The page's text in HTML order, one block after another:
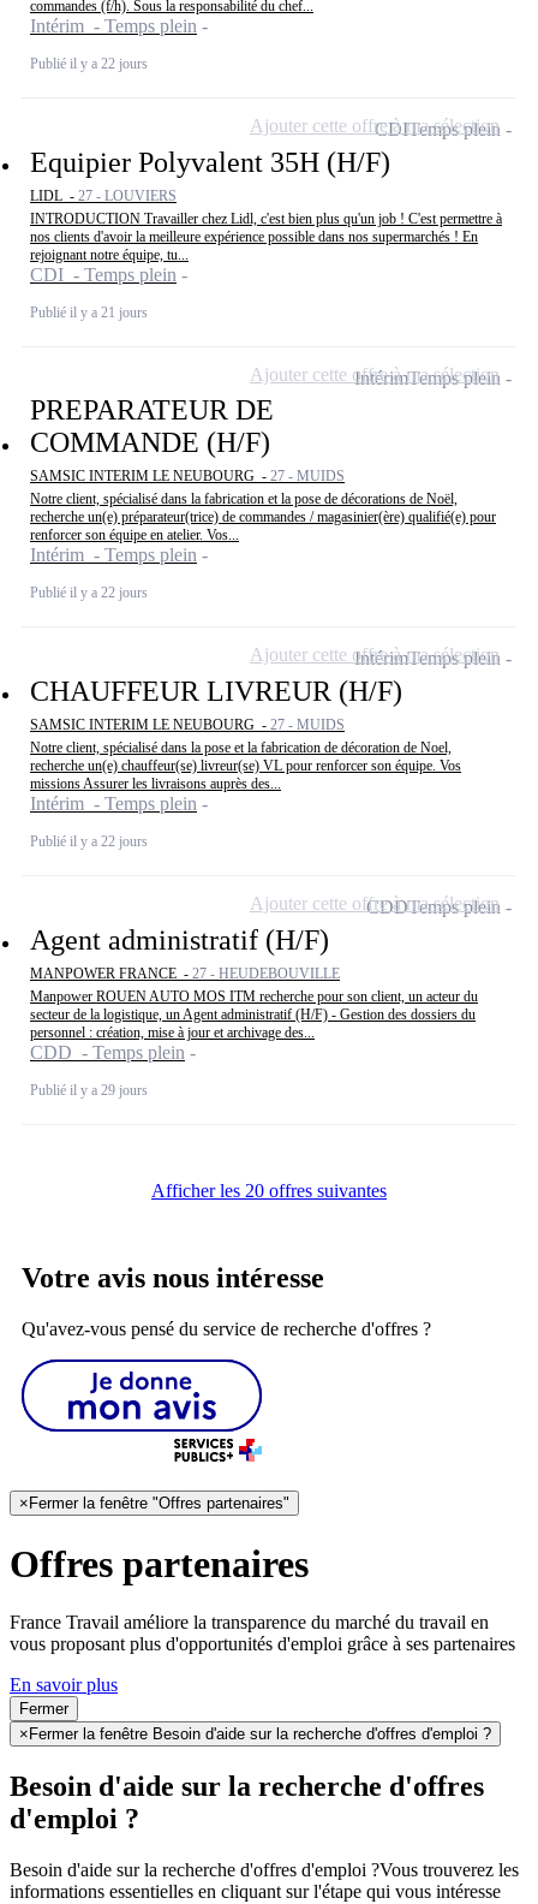
commandes (f/h). Sous la responsabilité du chef...
Intérim - Temps plein
Publié il y a 22 jours
Equipier Polyvalent 35H (H/F)
LIDL - 27 - LOUVIERS
INTRODUCTION Travailler chez Lidl, c'est bien plus qu'un job ! C'est permettre à
nos clients d'avoir la meilleure expérience possible dans nos supermarchés ! En
rejoignant notre équipe, tu...
CDI - Temps plein
Publié il y a 21 jours
CDITemps plein
Ajouter cette offre à ma sélection
PREPARATEUR DE
COMMANDE (H/F)
SAMSIC INTERIM LE NEUBOURG - 27 - MUIDS
Notre client, spécialisé dans la fabrication et la pose de décorations de Noël,
recherche un(e) préparateur(trice) de commandes / magasinier(ère) qualifié(e) pour
renforcer son équipe en atelier. Vos...
Intérim - Temps plein
Publié il y a 22 jours
IntérimTemps plein
Ajouter cette offre à ma sélection
CHAUFFEUR LIVREUR (H/F)
SAMSIC INTERIM LE NEUBOURG - 27 - MUIDS
Notre client, spécialisé dans la pose et la fabrication de décoration de Noel,
recherche un(e) chauffeur(se) livreur(se) VL pour renforcer son équipe. Vos
missions Assurer les livraisons auprès des...
Intérim - Temps plein
Publié il y a 22 jours
IntérimTemps plein
Ajouter cette offre à ma sélection
Agent administratif (H/F)
MANPOWER FRANCE - 27 - HEUDEBOUVILLE
Manpower ROUEN AUTO MOS ITM recherche pour son client, un acteur du
secteur de la logistique, un Agent administratif (H/F) - Gestion des dossiers du
personnel : création, mise à jour et archivage des...
CDD - Temps plein
Publié il y a 29 jours
CDDTemps plein
Ajouter cette offre à ma sélection
Afficher les 20 offres suivantes
Votre avis nous intéresse
Qu'avez-vous pensé du service de recherche d'offres ?
× Fermer la fenêtre "Offres partenaires"
Offres partenaires
France Travail améliore la transparence du marché du travail en
vous proposant plus d'opportunités d'emploi grâce à ses partenaires
En savoir plus
Fermer
× Fermer la fenêtre Besoin d'aide sur la recherche d'offres d'emploi ?
Besoin d'aide sur la recherche d'offres
d'emploi ?
Besoin d'aide sur la recherche d'offres d'emploi ?Vous trouverez les
informations essentielles en cliquant sur l'étape qui vous intéresse